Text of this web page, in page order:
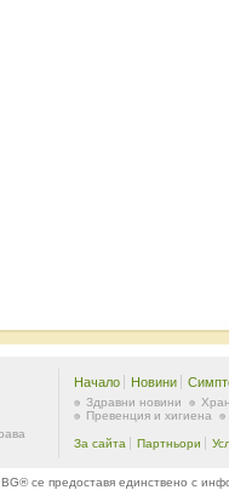
Начало Новини
Здравни новини
Превенция и хигиена
За сайта Партньори
се предоставя единствено с